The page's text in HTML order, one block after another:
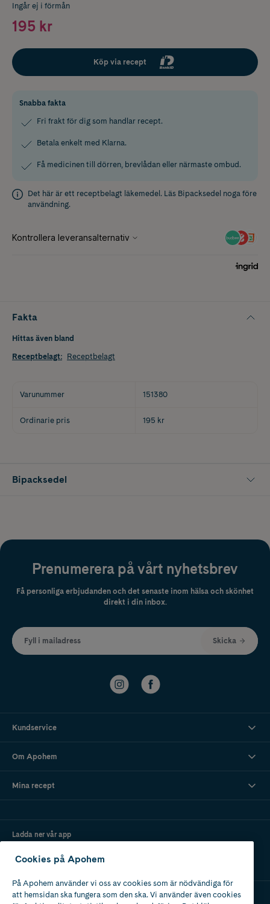
Ingår ej i förmån
195 kr
Köp via recept
Snabba fakta
Fri frakt för dig som handlar recept.
Betala enkelt med Klarna.
Få medicinen till dörren, brevlådan eller närmaste ombud.
Det här är ett receptbelagt läkemedel. Läs Bipacksedel noga före
användning.
Fakta
Hittas även bland
Receptbelagt: Receptbelagt
Varunummer 151380
Ordinarie pris 195 kr
Bipacksedel
Prenumerera på vårt nyhetsbrev
Få personliga erbjudanden och det senaste inom hälsa och skönhet
direkt i din inbox.
Fyll i mailadress Skicka
Kundservice
Om Apohem
Mina recept
Ladda ner vår app
Cookies på Apohem
På Apohem använder vi oss av cookies som är nödvändiga för
att hemsidan ska fungera som den ska. Vi använder även cookies